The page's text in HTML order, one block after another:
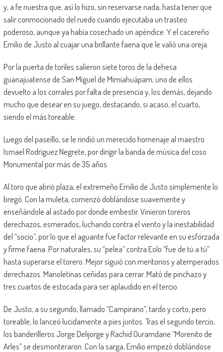
y, a fe nuestra que, así lo hizo, sin reservarse nada, hasta tener que
salir conmocionado del ruedo cuando ejecutaba un trasteo
poderoso, aunque ya había cosechado un apéndice. Y el cacereño
Emilio de Justo al cuajar una brillante faena que le valió una oreja.
Por la puerta de toriles salieron siete toros de la dehesa
guanajuatense de San Miguel de Mimiahuápam, uno de ellos
devuelto a los corrales por falta de presencia y, los demás, dejando
mucho que desear en su juego, destacando, si acaso, el cuarto,
siendo el más toreable.
Luego del paseíllo, se le rindió un merecido homenaje al maestro
Ismael Rodríguez Negrete, por dirigir la banda de música del coso
Monumental por más de 35 años.
Al toro que abrió plaza, el extremeño Emilio de Justo simplemente lo
bregó. Con la muleta, comenzó doblándose suavemente y
enseñándole al astado por donde embestir. Vinieron toreros
derechazos, esmerados, luchando contra el viento y la inestabilidad
del “socio”, por lo que el aguante fue factor relevante en su esforzada
y firme faena. Por naturales, su “pelea” contra Eolo “fue de tú a tú”
hasta superarse el torero. Mejor siguió con meritorios y atemperados
derechazos. Manoletinas ceñidas para cerrar. Mató de pinchazo y
tres cuartos de estocada para ser aplaudido en el tercio.
De Justo, a su segundo, llamado “Campirano”, tardo y corto, pero
toreable, lo lanceó lucidamente a pies juntos. Tras el segundo tercio,
los banderilleros Jorge Delijorge y Rachid Ouramdane “Morenito de
Arles” se desmonteraron. Con la sarga, Emilio empezó doblándose